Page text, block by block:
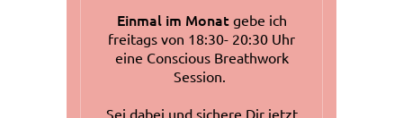
Einmal im Monat gebe ich
freitags von 18:30- 20:30 Uhr
eine Conscious Breathwork
Session.
Sei dabei und sichere Dir jetzt